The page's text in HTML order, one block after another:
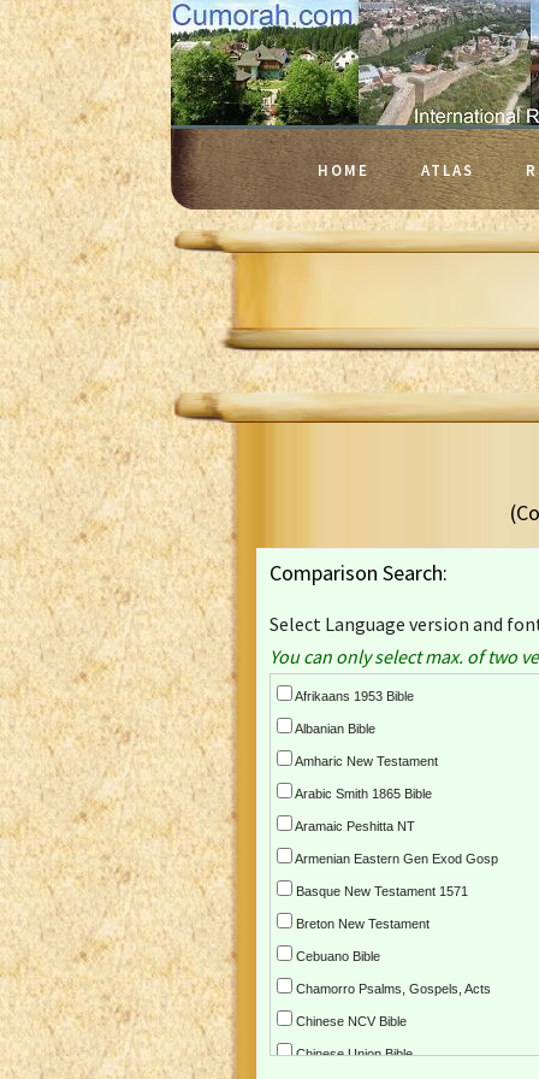
HOME ATLAS
Comparison Search:
Select Language version and
You can only select max. of two
Afrikaans 1953 Bible
Albanian Bible
Amharic New Testament
Arabic Smith 1865 Bible
Aramaic Peshitta NT
Armenian Eastern Gen Exod Gosp
Basque New Testament 1571
Breton New Testament
Cebuano Bible
Chamorro Psalms, Gospels, Acts
Chinese NCV Bible
Chinese Union Bible